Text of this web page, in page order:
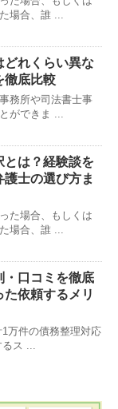
場合、誰 ...
どれくらい異な
徹底比較
務所や司法書士事
ができま ...
とは？経験談を
士の選び方ま
た場合、もしくは
場合、誰 ...
・口コミを徹底
依頼するメリ
万件の債務整理対応
ス ...